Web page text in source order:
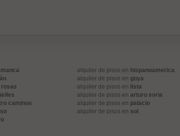
caminos
alquiler de pisos en hispanoamerica
alquiler de pisos en goya
alquiler de pisos en lista
alquiler de pisos en arturo soria
alquiler de pisos en palacio
alquiler de pisos en sol